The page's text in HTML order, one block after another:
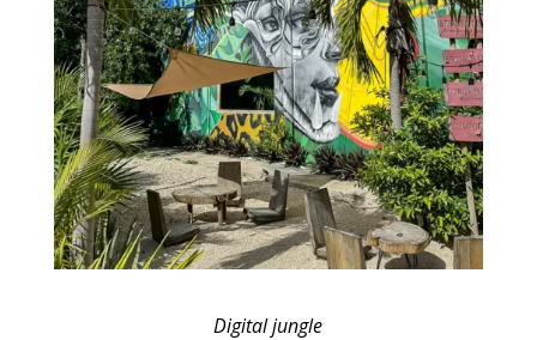
Digital jungle